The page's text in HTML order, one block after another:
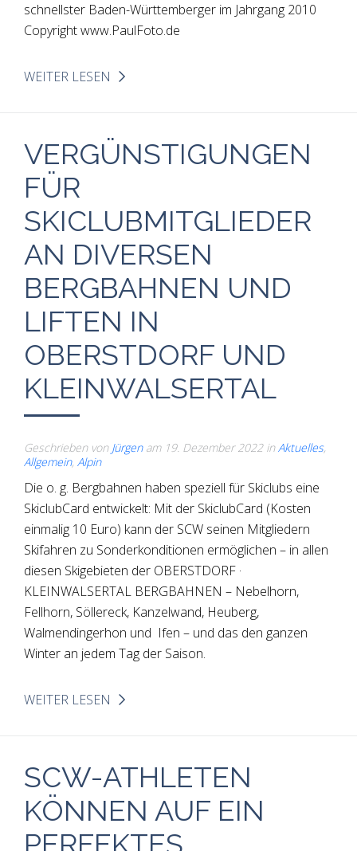
schnellster Baden-Württemberger im Jahrgang 2010
Copyright www.PaulFoto.de
WEITER LESEN
VERGÜNSTIGUNGEN
FÜR
SKICLUBMITGLIEDER
AN DIVERSEN
BERGBAHNEN UND
LIFTEN IN
OBERSTDORF UND
KLEINWALSERTAL
Geschrieben von Jürgenam 19. Dezember 2022inAktuelles,
Allgemein, Alpin
Die o. g. Bergbahnen haben speziell für Skiclubs eine
SkiclubCard entwickelt: Mit der SkiclubCard (Kosten
einmalig 10 Euro) kann der SCW seinen Mitgliedern
Skifahren zu Sonderkonditionen ermöglichen – in allen
diesen Skigebieten der OBERSTDORF ·
KLEINWALSERTAL BERGBAHNEN – Nebelhorn,
Fellhorn, Söllereck, Kanzelwand, Heuberg,
Walmendingerhon und Ifen – und das den ganzen
Winter an jedem Tag der Saison.
WEITER LESEN
SCW-ATHLETEN
KÖNNEN AUF EIN
PERFEKTES